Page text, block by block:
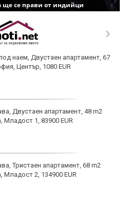
ще се прави от индийци
наем, Двустаен апартамент, 67
Център, 1080 EUR
Двустаен апартамент, 48 m2
Младост 1, 83900 EUR
Тристаен апартамент, 68 m2
Младост 2, 134900 EUR